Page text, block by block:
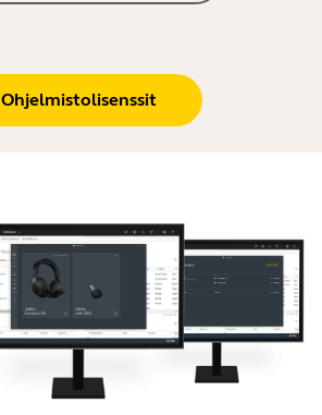
Ohjelmistolisenssit